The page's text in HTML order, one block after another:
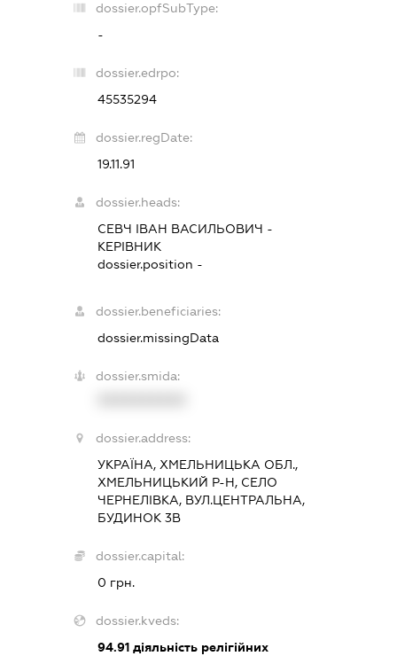
dossier.opfSubType:
-
dossier.edrpo:
45535294
dossier.regDate:
19.11.91
dossier.heads:
СЕВЧ ІВАН ВАСИЛЬОВИЧ -
КЕРІВНИК
dossier.position -
dossier.beneficiaries:
dossier.missingData
dossier.smida:
dossier.address:
УКРАЇНА, ХМЕЛЬНИЦЬКА ОБЛ.,
ХМЕЛЬНИЦЬКИЙ Р-Н, СЕЛО
ЧЕРНЕЛІВКА, ВУЛ.ЦЕНТРАЛЬНА,
БУДИНОК 3В
dossier.capital:
0 грн.
dossier.kveds:
94.91 діяльність релігійних